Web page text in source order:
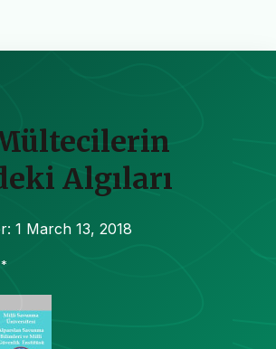
Algıları
1 March 13, 2018
*